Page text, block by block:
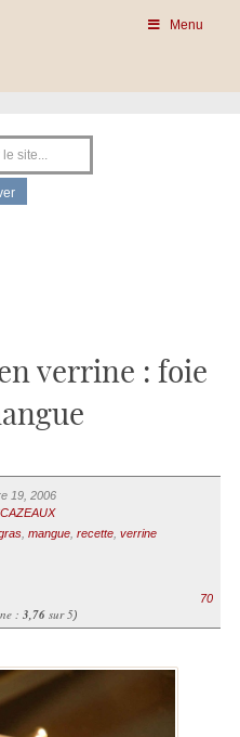
Menu
verrine : foie
19, 2006
, mangue, recette, verrine
: 3,76sur 5)
70